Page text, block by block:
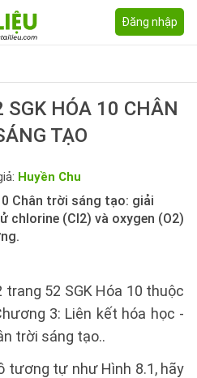
Đăng nhập
SGK HÓA 10 CHÂN
TẠO
Huyền Chu
Chân trời sáng tạo: giải
chlorine (Cl2) và oxygen (O2)
52 SGK Hóa 10 thuộc
3: Liên kết hóa học -
trời sáng tạo..
tương tự như Hình 8.1, hãy